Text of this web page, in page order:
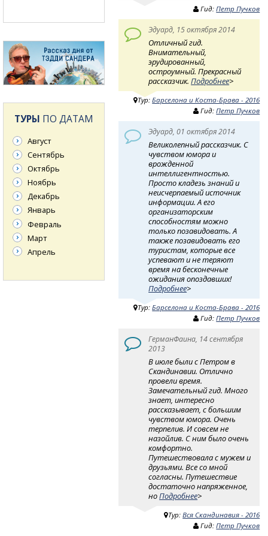
Гид:Петр Пучков
Эдуард, 15 октября 2014
Отличный гид.
Внимательный,
эрудированный,
остроумный. Прекрасный
рассказчик.Подробнее>
Тур:Барселона и Коста-Брава - 2016
Гид:Петр Пучков
Эдуард, 01 октября 2014
Великолепный рассказчик. С
чувством юмора и
врожденной
интеллигентностью.
Просто кладезь знаний и
неисчерпаемый источник
информации. А его
организаторским
способностям можно
только позавидовать. А
также позавидовать его
туристам, которые все
успевают и не теряют
время на бесконечные
ожидания опоздавших!
Подробнее>
Тур:Барселона и Коста-Брава - 2016
Гид:Петр Пучков
ГерманФаина, 14 сентября
2013
В июле были с Петром в
Скандинавии. Отлично
провели время.
Замечательный гид. Много
знает, интересно
рассказывает, с большим
чувством юмора. Очень
терпелив. И совсем не
назойлив. С ним было очень
комфортно.
Путешествовала с мужем и
друзьями. Все со мной
согласны. Путешествие
достаточно напряженное,
ноПодробнее>
Тур:Вся Скандинавия - 2016
Гид:Петр Пучков
ТУРЫ ПО ДАТАМ
Август
Сентябрь
Октябрь
Ноябрь
Декабрь
Январь
Февраль
Март
Апрель